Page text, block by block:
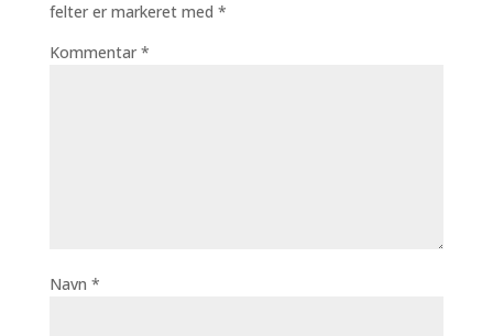
felter er markeret med *
Kommentar *
Navn *